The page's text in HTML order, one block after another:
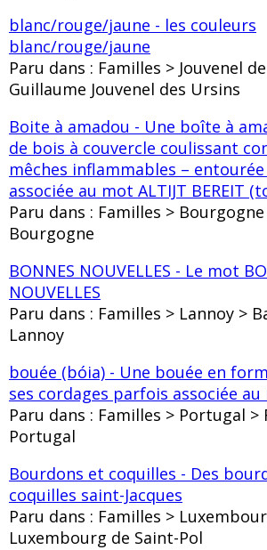
blanc/rouge/jaune - les couleurs
blanc/rouge/jaune
Paru dans : Familles > Jouvenel
Guillaume Jouvenel des Ursins
Boite à amadou - Une boîte à
de bois à couvercle coulissant
mêches inflammables –
associée au mot ALTIJT BEREIT
Paru dans : Familles >
Bourgogne
BONNES NOUVELLES - Le mot
NOUVELLES
Paru dans : Familles > Lannoy >
Lannoy
bouée (bóia) - Une bouée en
ses cordages parfois associée au
Paru dans : Familles > Portugal >
Portugal
Bourdons et coquilles - Des
coquilles saint-Jacques
Paru dans : Familles >
Luxembourg de Saint-Pol